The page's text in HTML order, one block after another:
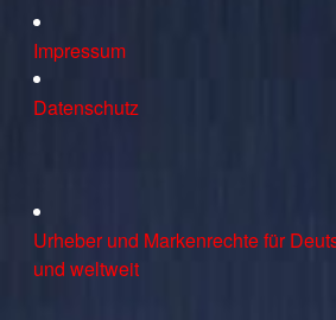
Impressum
Datenschutz
Urheber und Markenrechte für
und weltweit